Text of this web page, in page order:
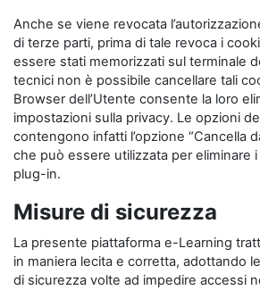
Anche se viene revocata
di terze parti, prima di tale revoca i
essere stati memorizzati sul terminale
tecnici non è possibile cancellare tali
Browser dell’Utente consente la loro
impostazioni sulla privacy. Le opzioni
contengono infatti l’opzione “Cancella
che può essere utilizzata per eliminare
plug-in.
Misure di sicurezza
La presente piattaforma e-Learning
in maniera lecita e corretta, adottando
di sicurezza volte ad impedire accessi